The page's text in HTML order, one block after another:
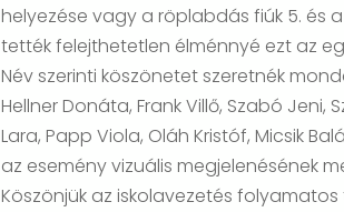
helyezése vagy a röplabdás fiúk 5. és
tették felejthetetlen élménnyé ezt az
Név szerinti köszönetet szeretnék
Hellner Donáta, Frank Villő, Szabó Jeni,
Lara, Papp Viola, Oláh Kristóf, Micsik
az esemény vizuális megjelenésének
Köszönjük az iskolavezetés